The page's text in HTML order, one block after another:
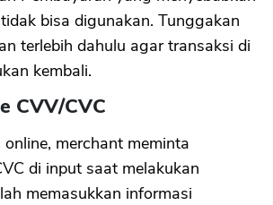
bisa digunakan. Tunggakan
terlebih dahulu agar transaksi di
kembali.
CVV/CVC
merchant meminta
di input saat melakukan
memasukkan informasi